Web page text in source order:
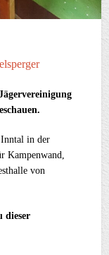
in der
Kampenwand,
von
dieser